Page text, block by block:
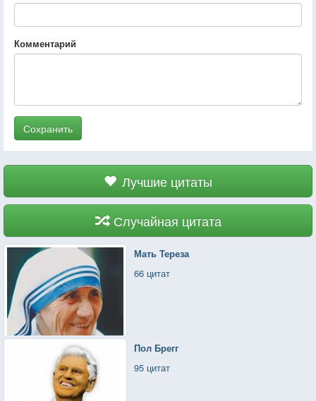
Комментарий
Сохранить
Лучшие цитаты
Случайная цитата
Мать Тереза
66 цитат
Пол Брегг
95 цитат